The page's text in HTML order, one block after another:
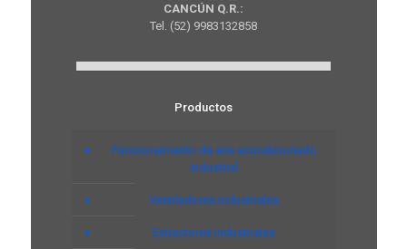
CANCÚN Q.R.:
Tel. (52) 9983132858
Productos
Funcionamiento de aire acondicionado
industrial
Ventiladores industriales
Extractores industriales